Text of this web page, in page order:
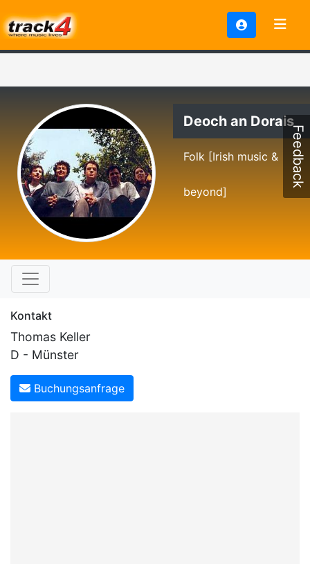
Deoch an Dorais
Folk [Irish music &
beyond]
Kontakt
Thomas Keller
D - Münster
Buchungsanfrage
Feedback